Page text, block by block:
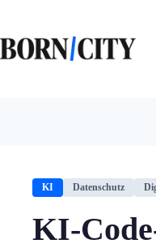
springen
KI Datenschutz
KI-